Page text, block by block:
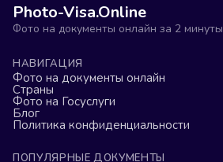
Photo-Visa.Online
Фото на документы онлайн за 2 минуты
НАВИГАЦИЯ
Фото на документы онлайн
Страны
Фото на Госуслуги
Блог
Политика конфиденциальности
ПОПУЛЯРНЫЕ ДОКУМЕНТЫ